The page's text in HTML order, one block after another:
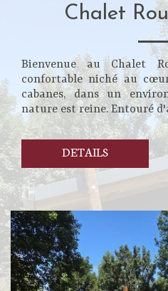
Chalet
Bienvenue au Chalet
confortable niché au
cabanes, dans un
nature est reine. Entouré
DETAILS